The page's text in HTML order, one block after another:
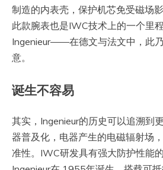
制造的内表壳，保护机芯免受磁场
此款腕表也是IWC技术上的一个里
Ingenieur——在德文与法文中，此
意。
诞生不容易
其实，Ingenieur的历史可以追溯到
器普及化，电器产生的电磁辐射场
准性。IWC研发具有强大防护性能